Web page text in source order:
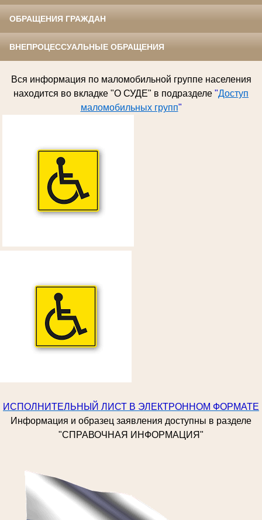
ОБРАЩЕНИЯ ГРАЖДАН
ВНЕПРОЦЕССУАЛЬНЫЕ ОБРАЩЕНИЯ
Вся информация по маломобильной группе населения
находится во вкладке "О СУДЕ" в подразделе "Доступ
маломобильных групп"
ИСПОЛНИТЕЛЬНЫЙ ЛИСТ В ЭЛЕКТРОННОМ ФОРМАТЕ
Информация и образец заявления доступны в разделе
"СПРАВОЧНАЯ ИНФОРМАЦИЯ"